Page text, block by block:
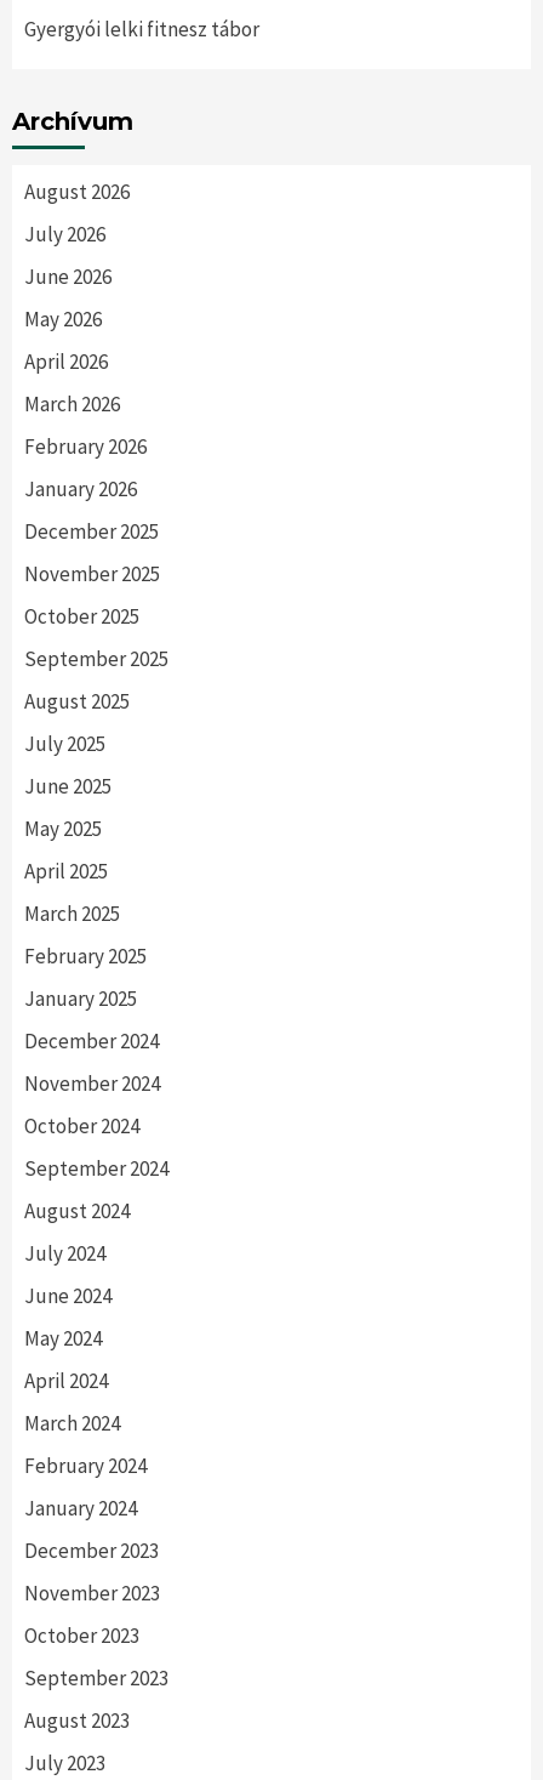
Gyergyói lelki fitnesz tábor
Archívum
August 2026
July 2026
June 2026
May 2026
April 2026
March 2026
February 2026
January 2026
December 2025
November 2025
October 2025
September 2025
August 2025
July 2025
June 2025
May 2025
April 2025
March 2025
February 2025
January 2025
December 2024
November 2024
October 2024
September 2024
August 2024
July 2024
June 2024
May 2024
April 2024
March 2024
February 2024
January 2024
December 2023
November 2023
October 2023
September 2023
August 2023
July 2023